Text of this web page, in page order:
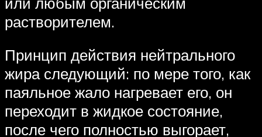
растворителем.
Принцип действия нейтрального
жира следующий: по мере того, как
паяльное жало нагревает его, он
переходит в жидкое состояние,
после чего полностью выгорает,